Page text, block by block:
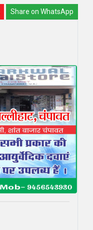
Share on WhatsApp